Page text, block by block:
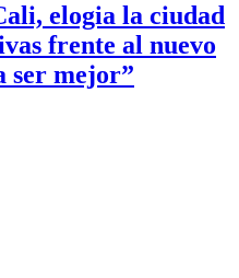
elogia la ciudad
frente al nuevo
ser mejor”